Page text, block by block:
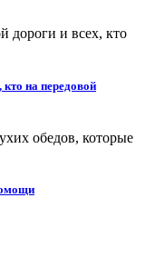
дороги и всех, кто
на передовой
обедов, которые